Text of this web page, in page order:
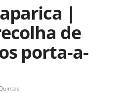
|
de
porta-a-